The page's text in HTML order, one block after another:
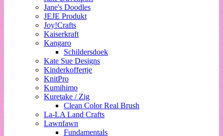
Jane's Doodles
JEJE Produkt
Joy!Crafts
Kaiserkraft
Kangaro
Schildersdoek
Kate Sue Designs
Kinderkoffertje
KnitPro
Kumihimo
Kuretake / Zig
Clean Color Real Brush
La-LA Land Crafts
Lawnfawn
Fundamentals